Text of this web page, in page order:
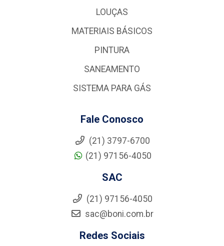
LOUÇAS
MATERIAIS BÁSICOS
PINTURA
SANEAMENTO
SISTEMA PARA GÁS
Fale Conosco
(21) 3797-6700
(21) 97156-4050
SAC
(21) 97156-4050
sac@boni.com.br
Redes Sociais